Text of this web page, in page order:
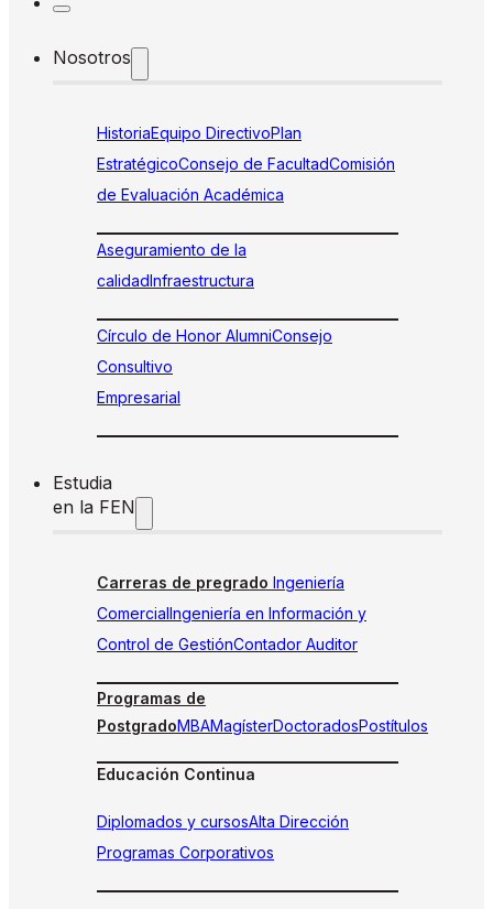
Nosotros
HistoriaEquipo DirectivoPlan
EstratégicoConsejo de FacultadComisión
de Evaluación Académica
Aseguramiento de la
calidadInfraestructura
Círculo de Honor AlumniConsejo
Consultivo
Empresarial
Estudia
en la FEN
Carreras de pregrado Ingeniería
ComercialIngeniería en Información y
Control de GestiónContador Auditor
Programas de
PostgradoMBAMagísterDoctoradosPostítulos
Educación Continua
Diplomados y cursosAlta Dirección
Programas Corporativos